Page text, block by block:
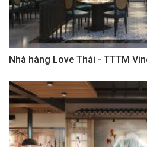
Nhà hàng Love Thái - TTTM